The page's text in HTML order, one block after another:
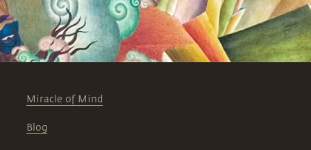
Miracle of Mind
Blog